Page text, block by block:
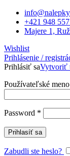
+421 948
Majere 1,
Wishlist
Prihlásenie /
Prihlásiť saVytvoriť
Používateľské
Password *
Prihlasíť sa
Zabudli ste heslo?